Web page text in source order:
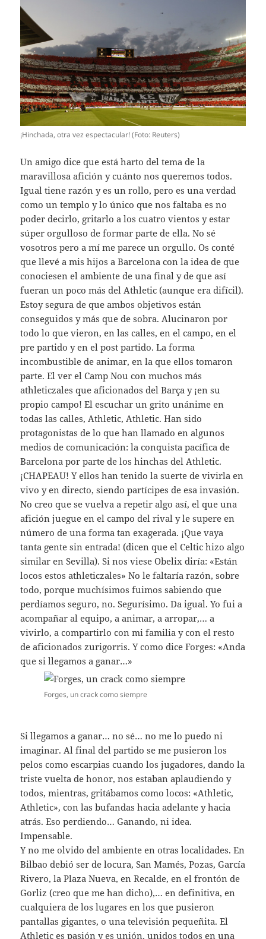
¡Hinchada, otra vez espectacular! (Foto: Reuters)
Un amigo dice que está harto del tema de la
maravillosa afición y cuánto nos queremos todos.
Igual tiene razón y es un rollo, pero es una verdad
como un templo y lo único que nos faltaba es no
poder decirlo, gritarlo a los cuatro vientos y estar
súper orgulloso de formar parte de ella. No sé
vosotros pero a mí me parece un orgullo. Os conté
que llevé a mis hijos a Barcelona con la idea de que
conociesen el ambiente de una final y de que así
fueran un poco más del Athletic (aunque era difícil).
Estoy segura de que ambos objetivos están
conseguidos y más que de sobra. Alucinaron por
todo lo que vieron, en las calles, en el campo, en el
pre partido y en el post partido. La forma
incombustible de animar, en la que ellos tomaron
parte. El ver el Camp Nou con muchos más
athleticzales que aficionados del Barça y ¡en su
propio campo! El escuchar un grito unánime en
todas las calles, Athletic, Athletic. Han sido
protagonistas de lo que han llamado en algunos
medios de comunicación: la conquista pacífica de
Barcelona por parte de los hinchas del Athletic.
¡CHAPEAU! Y ellos han tenido la suerte de vivirla en
vivo y en directo, siendo partícipes de esa invasión.
No creo que se vuelva a repetir algo así, el que una
afición juegue en el campo del rival y le supere en
número de una forma tan exagerada. ¡Que vaya
tanta gente sin entrada! (dicen que el Celtic hizo algo
similar en Sevilla). Si nos viese Obelix diría: «Están
locos estos athleticzales» No le faltaría razón, sobre
todo, porque muchísimos fuimos sabiendo que
perdíamos seguro, no. Segurísimo. Da igual. Yo fui a
acompañar al equipo, a animar, a arropar,… a
vivirlo, a compartirlo con mi familia y con el resto
de aficionados zurigorris. Y como dice Forges: «Anda
que si llegamos a ganar…»
Forges, un crack como siempre
Si llegamos a ganar… no sé… no me lo puedo ni
imaginar. Al final del partido se me pusieron los
pelos como escarpias cuando los jugadores, dando la
triste vuelta de honor, nos estaban aplaudiendo y
todos, mientras, gritábamos como locos: «Athletic,
Athletic», con las bufandas hacia adelante y hacia
atrás. Eso perdiendo… Ganando, ni idea.
Impensable.
Y no me olvido del ambiente en otras localidades. En
Bilbao debió ser de locura, San Mamés, Pozas, García
Rivero, la Plaza Nueva, en Recalde, en el frontón de
Gorliz (creo que me han dicho),… en definitiva, en
cualquiera de los lugares en los que pusieron
pantallas gigantes, o una televisión pequeñita. El
Athletic es pasión y es unión, unidos todos en una